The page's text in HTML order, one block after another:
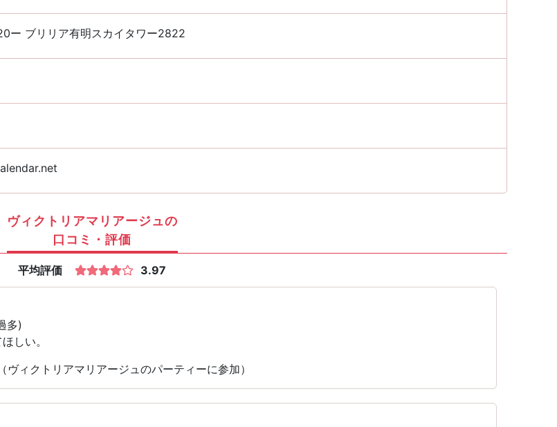
ー ブリリア有明スカイタワー2822
ヴィクトリアマリアージュの
口コミ・評価
平均評価 3.97
多)
しい。
ィクトリアマリアージュのパーティーに参加）